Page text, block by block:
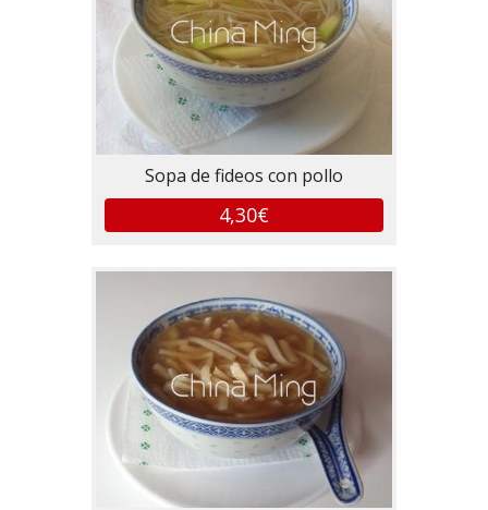
Sopa de fideos con pollo
4,30€